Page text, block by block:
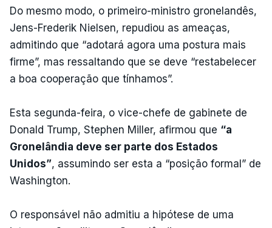
Do mesmo modo, o primeiro-ministro gronelandês,
Jens-Frederik Nielsen, repudiou as ameaças,
admitindo que “adotará agora uma postura mais
firme”, mas ressaltando que se deve “restabelecer
a boa cooperação que tínhamos”.
Esta segunda-feira, o vice-chefe de gabinete de
Donald Trump, Stephen Miller, afirmou que “a
Gronelândia deve ser parte dos Estados
Unidos”, assumindo ser esta a “posição formal” de
Washington.
O responsável não admitiu a hipótese de uma